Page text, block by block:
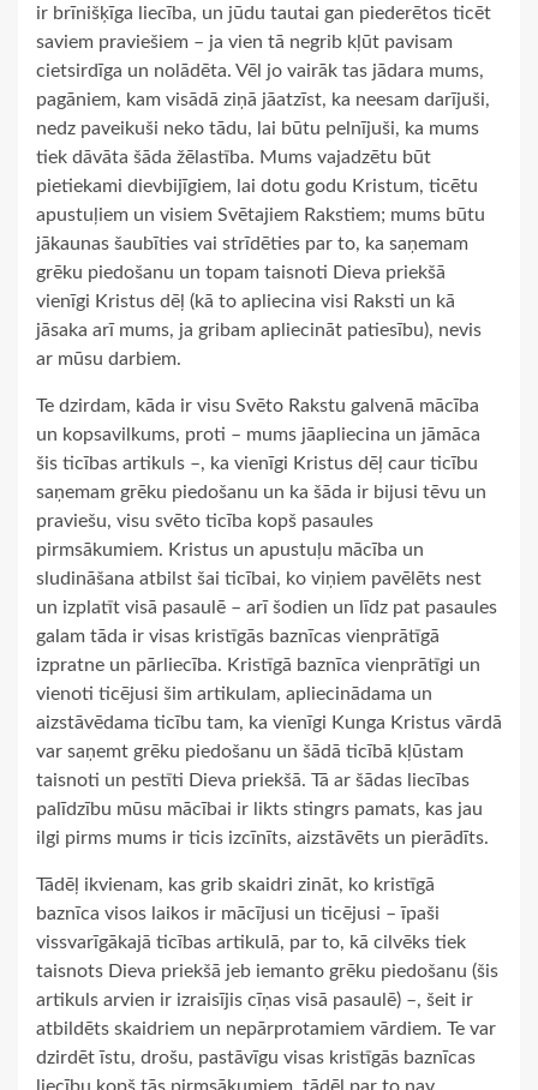
ir brīnišķīga liecība, un jūdu tautai gan piederētos ticēt
saviem praviešiem – ja vien tā negrib kļūt pavisam
cietsirdīga un nolādēta. Vēl jo vairāk tas jādara mums,
pagāniem, kam visādā ziņā jāatzīst, ka neesam darījuši,
nedz paveikuši neko tādu, lai būtu pelnījuši, ka mums
tiek dāvāta šāda žēlastība. Mums vajadzētu būt
pietiekami dievbijīgiem, lai dotu godu Kristum, ticētu
apustuļiem un visiem Svētajiem Rakstiem; mums būtu
jākaunas šaubīties vai strīdēties par to, ka saņemam
grēku piedošanu un topam taisnoti Dieva priekšā
vienīgi Kristus dēļ (kā to apliecina visi Raksti un kā
jāsaka arī mums, ja gribam apliecināt patiesību), nevis
ar mūsu darbiem.
Te dzirdam, kāda ir visu Svēto Rakstu galvenā mācība
un kopsavilkums, proti – mums jāapliecina un jāmāca
šis ticības artikuls –, ka vienīgi Kristus dēļ caur ticību
saņemam grēku piedošanu un ka šāda ir bijusi tēvu un
praviešu, visu svēto ticība kopš pasaules
pirmsākumiem. Kristus un apustuļu mācība un
sludināšana atbilst šai ticībai, ko viņiem pavēlēts nest
un izplatīt visā pasaulē – arī šodien un līdz pat pasaules
galam tāda ir visas kristīgās baznīcas vienprātīgā
izpratne un pārliecība. Kristīgā baznīca vienprātīgi un
vienoti ticējusi šim artikulam, apliecinādama un
aizstāvēdama ticību tam, ka vienīgi Kunga Kristus vārdā
var saņemt grēku piedošanu un šādā ticībā kļūstam
taisnoti un pestīti Dieva priekšā. Tā ar šādas liecības
palīdzību mūsu mācībai ir likts stingrs pamats, kas jau
ilgi pirms mums ir ticis izcīnīts, aizstāvēts un pierādīts.
Tādēļ ikvienam, kas grib skaidri zināt, ko kristīgā
baznīca visos laikos ir mācījusi un ticējusi – īpaši
vissvarīgākajā ticības artikulā, par to, kā cilvēks tiek
taisnots Dieva priekšā jeb iemanto grēku piedošanu (šis
artikuls arvien ir izraisījis cīņas visā pasaulē) –, šeit ir
atbildēts skaidriem un nepārprotamiem vārdiem. Te var
dzirdēt īstu, drošu, pastāvīgu visas kristīgās baznīcas